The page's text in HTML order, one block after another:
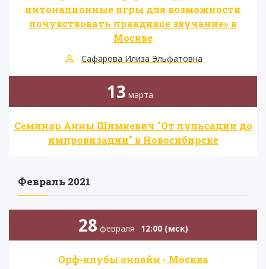
интонационные игры для возможности
почувствовать правдивое звучание» в
Москве
Сафарова Илиза Эльфатовна
13 марта
Семинар Анны Шимкевич "От пульсации до
импровизации" в Новосибирске
Февраль 2021
28 февраля 12:00 (мск)
Орф-клубы онлайн - Москва